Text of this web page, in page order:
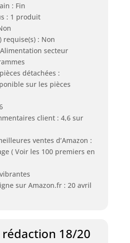
: Fin
: 1 produit
requise(s) : Non
secteur
détachées :
sur les pièces
client : 4,6 sur
ventes d’Amazon :
( Voir les 100 premiers en
sur Amazon.fr : 20 avril
18/20